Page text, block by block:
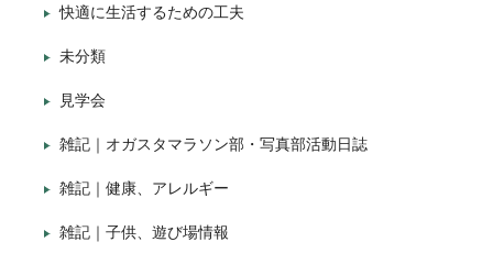
快適に生活するための工夫
未分類
見学会
雑記｜オガスタマラソン部・写真部活動日誌
雑記｜健康、アレルギー
雑記｜子供、遊び場情報